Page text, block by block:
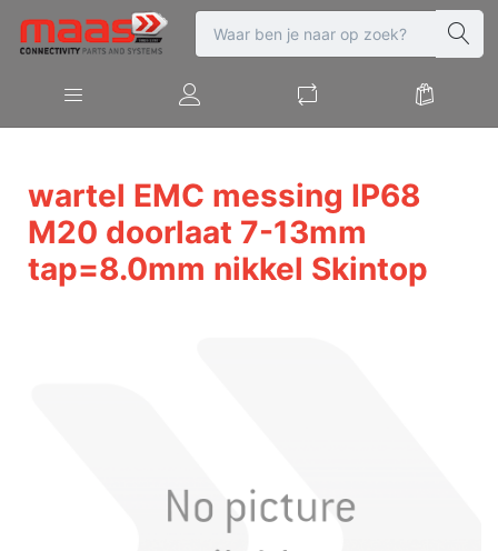
wartel EMC messing IP68
M20 doorlaat 7-13mm
tap=8.0mm nikkel Skintop